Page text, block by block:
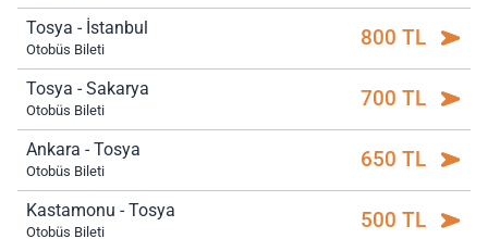
Tosya - İstanbul
Otobüs Bileti 800 TL
Tosya - Sakarya
Otobüs Bileti 700 TL
Ankara - Tosya
Otobüs Bileti 650 TL
Kastamonu - Tosya
Otobüs Bileti 500 TL